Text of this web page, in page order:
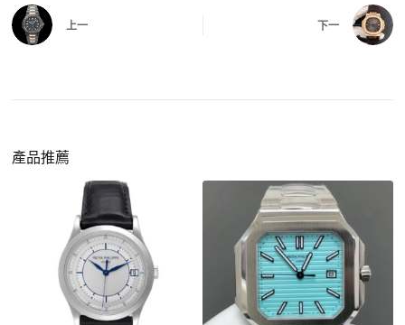
給您確認，確定沒有問題後才會安排出貨。
請先透過網站上的聯繫方式與我們取得聯繫，將您感
們會先幫您確認版本與實際價格。
二、確認款式與價格
客服會與您確認品牌、尺寸、顏色、配件等細節，如
有現貨會直接幫您預留；若需要排單，我們也會事先
說明大約出貨時間。
：以原裝價格的十分之一即可享受相
同外觀與佩戴質感。
合日常通勤與旅行佩戴。
上一 下一
產品推薦